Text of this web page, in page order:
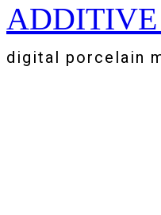
Zum
Inhalt
springen
digital porcelain